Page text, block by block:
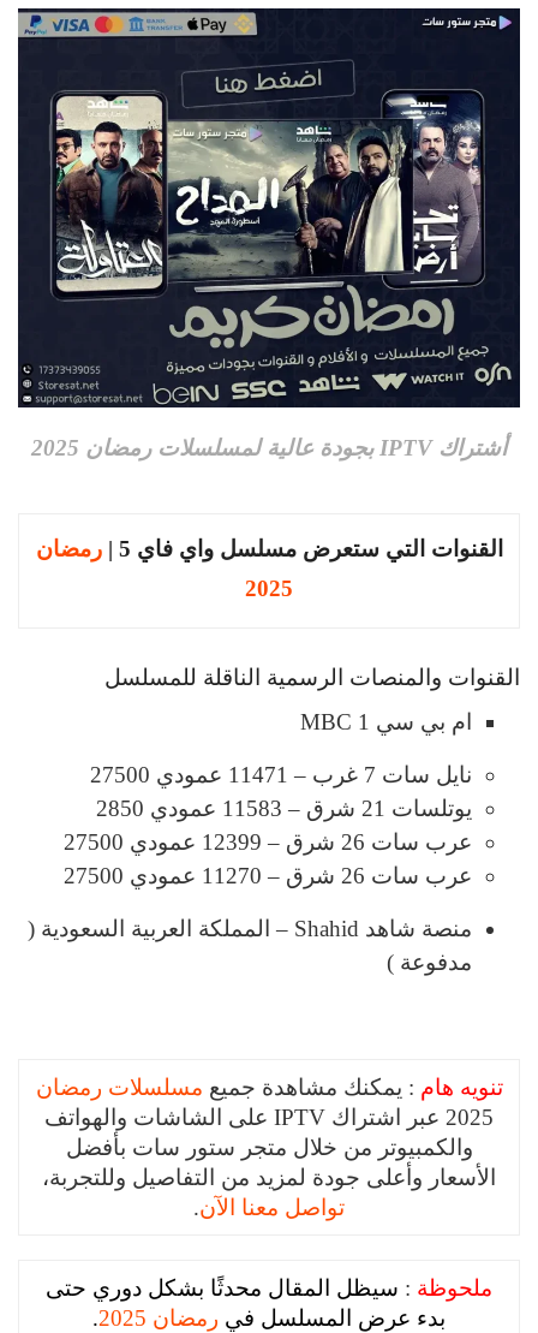
أشتراك IPTV بجودة عالية لمسلسلات رمضان 2025
القنوات التي ستعرض مسلسل واي فاي 5 |
رمضان
2025
القنوات والمنصات الرسمية الناقلة للمسلسل
ام بي سي MBC 1
نايل سات 7 غرب – 11471 عمودي 27500
يوتلسات 21 شرق – 11583 عمودي 2850
عرب سات 26 شرق – 12399 عمودي 27500
عرب سات 26 شرق – 11270 عمودي 27500
منصة شاهد Shahid – المملكة العربية السعودية (
مدفوعة )
تنويه هام : يمكنك مشاهدة جميع مسلسلات رمضان
2025 عبر اشتراك IPTV على الشاشات والهواتف
والكمبيوتر من خلال متجر ستور سات بأفضل
الأسعار وأعلى جودة لمزيد من التفاصيل وللتجربة،
تواصل معنا الآن.
ملحوظة : سيظل المقال محدثًا بشكل دوري حتى
بدء عرض المسلسل في رمضان 2025 .